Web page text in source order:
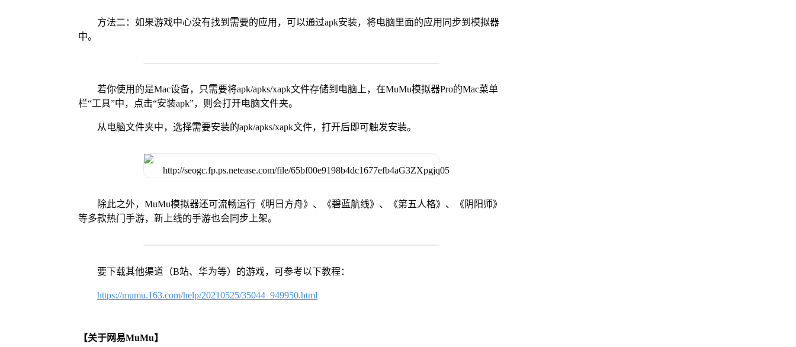
方法二：如果游戏中心没有找到需要的应用，可以通过apk安装，将电脑里面的应用同步到模拟器
中。
若你使用的是Mac设备，只需要将apk/apks/xapk文件存储到电脑上，在MuMu模拟器Pro的Mac菜单
栏“工具”中，点击“安装apk”，则会打开电脑文件夹。
从电脑文件夹中，选择需要安装的apk/apks/xapk文件，打开后即可触发安装。
除此之外，MuMu模拟器还可流畅运行《明日方舟》、《碧蓝航线》、《第五人格》、《阴阳师》
等多款热门手游，新上线的手游也会同步上架。
要下载其他渠道（B站、华为等）的游戏，可参考以下教程：
https://mumu.163.com/help/20210525/35044_949950.html
【关于网易MuMu】